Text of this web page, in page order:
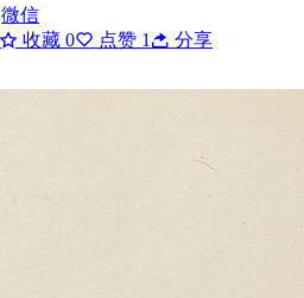
微信
收藏 0 点赞 1 分享